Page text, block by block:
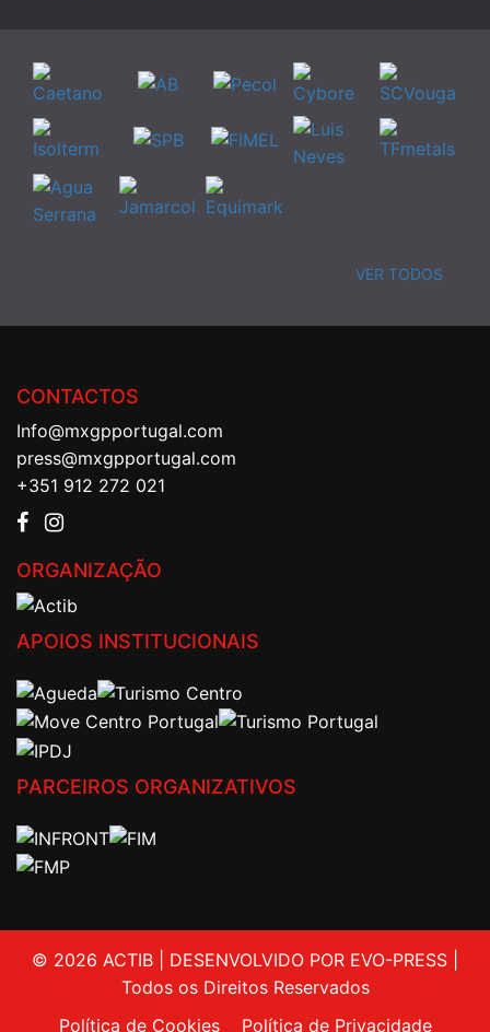
VER TODOS
CONTACTOS
Info@mxgpportugal.com
press@mxgpportugal.com
+351 912 272 021
ORGANIZAÇÃO
APOIOS INSTITUCIONAIS
PARCEIROS ORGANIZATIVOS
© 2026 ACTIB | DESENVOLVIDO POR EVO-PRESS |
Todos os Direitos Reservados
Política de Cookies
Política de Privacidade